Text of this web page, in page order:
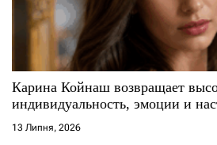
Карина Койнаш возвращает
индивидуальность, эмоции и
13 Липня, 2026